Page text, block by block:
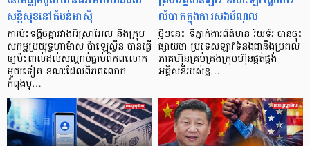
សន្តិសុខនៅតំបន់អាស៊ី
ការប៉ះទង្គិចគ្នារវាងអ៊ីស្រាអែល និងក្រុម
សកម្មប្រយុទ្ធហាម៉ាស ប៉ាឡេស្ទីន បានធ្វើ
ឲ្យប៉ះពាល់ដល់សណ្តាប់ធ្នាប់ពិភពលោក
មួយទៀត ខណៈដែលពិភពលោក
កំពុងប្…
លំបាកក្នុងការសងបំណុល
ថ្មីៗនេះ ទីភ្នាក់ងារ​ព័ត៌មាន រ៉យទ័រ បាន​ចុះ​
ផ្សាយ​ថា ប្រទេស​ឡាវ​ទំនង​ជានឹង​ប្រគល់​
ភាគហ៊ុនគ្រប់គ្រង​ក្រុមហ៊ុន​ផ្គត់ផ្គង់​
អគ្គិសនី​របស់ខ្ល…